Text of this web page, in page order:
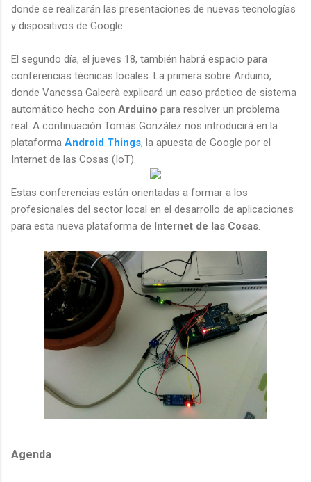
donde se realizarán las presentaciones de nuevas tecnologías
y dispositivos de Google.
El segundo día, el jueves 18, también habrá espacio para
conferencias técnicas locales. La primera sobre Arduino,
donde Vanessa Galcerà explicará un caso práctico de sistema
automático hecho con Arduino para resolver un problema
real. A continuación Tomás González nos introducirá en la
plataforma Android Things, la apuesta de Google por el
Internet de las Cosas (IoT).
Estas conferencias están orientadas a formar a los
profesionales del sector local en el desarrollo de aplicaciones
para esta nueva plataforma de Internet de las Cosas.
Agenda